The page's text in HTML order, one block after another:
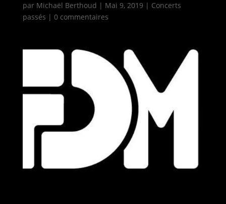
par Michaël Berthoud | Mai 9, 2019 | Concerts
passés | 0 commentaires